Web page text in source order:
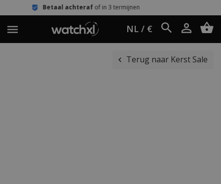
achteraf of in 3 termijnen
NL / €
Terug naar Kerst Sale